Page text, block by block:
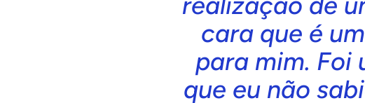
cara que é
para mim. Foi
que eu não